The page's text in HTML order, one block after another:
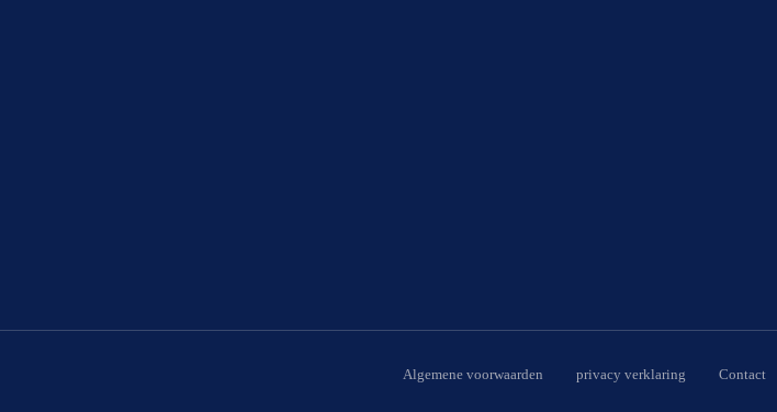
Algemene voorwaarden privacy verklaring Contact